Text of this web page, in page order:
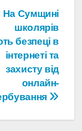
На Сумщині
школярів
безпеці в
інтернеті та
захисту від
онлайн-